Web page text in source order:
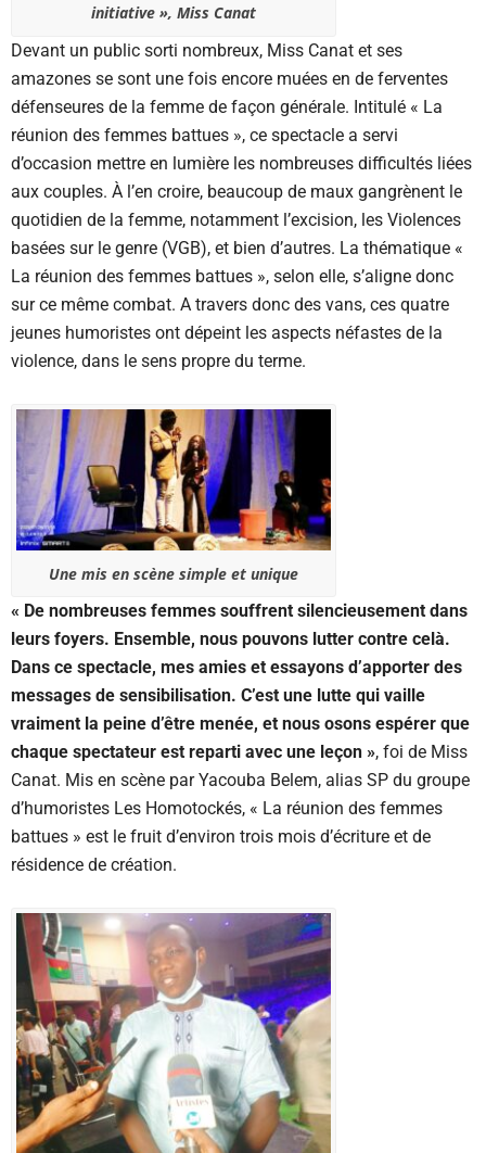
initiative », Miss Canat
Devant un public sorti nombreux, Miss Canat et ses
amazones se sont une fois encore muées en de ferventes
défenseures de la femme de façon générale. Intitulé « La
réunion des femmes battues », ce spectacle a servi
d’occasion mettre en lumière les nombreuses difficultés liées
aux couples. À l’en croire, beaucoup de maux gangrènent le
quotidien de la femme, notamment l’excision, les Violences
basées sur le genre (VGB), et bien d’autres. La thématique «
La réunion des femmes battues », selon elle, s’aligne donc
sur ce même combat. A travers donc des vans, ces quatre
jeunes humoristes ont dépeint les aspects néfastes de la
violence, dans le sens propre du terme.
Une mis en scène simple et unique
« De nombreuses femmes souffrent silencieusement dans
leurs foyers. Ensemble, nous pouvons lutter contre celà.
Dans ce spectacle, mes amies et essayons d’apporter des
messages de sensibilisation. C’est une lutte qui vaille
vraiment la peine d’être menée, et nous osons espérer que
chaque spectateur est reparti avec une leçon », foi de Miss
Canat. Mis en scène par Yacouba Belem, alias SP du groupe
d’humoristes Les Homotockés, « La réunion des femmes
battues » est le fruit d’environ trois mois d’écriture et de
résidence de création.